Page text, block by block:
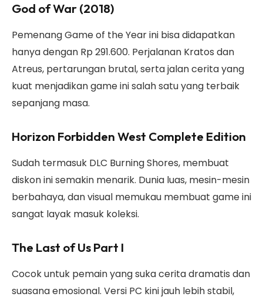
God of War (2018)
Pemenang Game of the Year ini bisa didapatkan
hanya dengan Rp 291.600. Perjalanan Kratos dan
Atreus, pertarungan brutal, serta jalan cerita yang
kuat menjadikan game ini salah satu yang terbaik
sepanjang masa.
Horizon Forbidden West Complete Edition
Sudah termasuk DLC Burning Shores, membuat
diskon ini semakin menarik. Dunia luas, mesin-mesin
berbahaya, dan visual memukau membuat game ini
sangat layak masuk koleksi.
The Last of Us Part I
Cocok untuk pemain yang suka cerita dramatis dan
suasana emosional. Versi PC kini jauh lebih stabil,